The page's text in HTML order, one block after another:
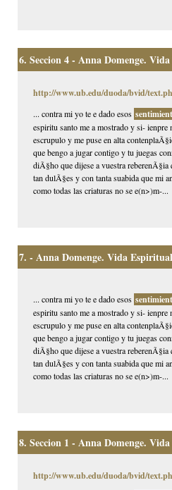
6. Seccion 4 - Anna Domenge.
http://www.ub.edu/duoda/bvid/
... contra mi yo te e dado esos
espiritu santo me a mostrado y si-
escrupulo y me puse en alta
que bengo a jugar contigo y tu juegas
diÃ§ho que dijese a vuestra
tan dulÃ§es y con tanta suabida que mi
como todas las criaturas no se e(n>)m-...
7. - Anna Domenge. Vida
... contra mi yo te e dado esos
espiritu santo me a mostrado y si-
escrupulo y me puse en alta
que bengo a jugar contigo y tu juegas
diÃ§ho que dijese a vuestra
tan dulÃ§es y con tanta suabida que mi
como todas las criaturas no se e(n>)m-...
8. Seccion 1 - Anna Domenge.
http://www.ub.edu/duoda/bvid/